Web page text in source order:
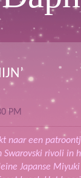
PM
naar een
rivoli in
Japanse